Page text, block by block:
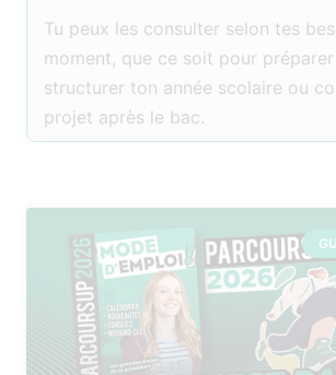
Tu peux les consulter selon tes
moment, que ce soit pour
structurer ton année scolaire ou
projet après le bac.